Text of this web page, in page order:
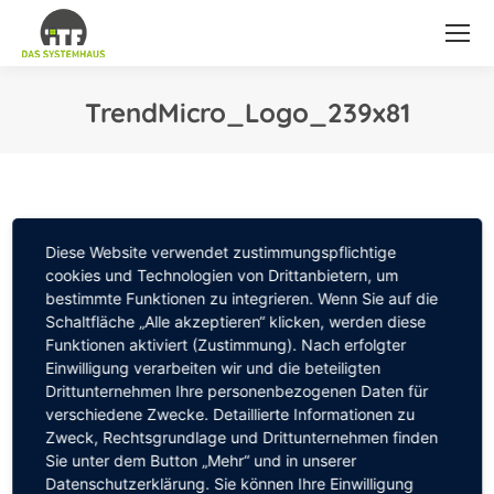
TrendMicro_Logo_239x81
Diese Website verwendet zustimmungspflichtige
cookies und Technologien von Drittanbietern, um
bestimmte Funktionen zu integrieren. Wenn Sie auf die
Schaltfläche „Alle akzeptieren“ klicken, werden diese
Funktionen aktiviert (Zustimmung). Nach erfolgter
Einwilligung verarbeiten wir und die beteiligten
Drittunternehmen Ihre personenbezogenen Daten für
verschiedene Zwecke. Detaillierte Informationen zu
Zweck, Rechtsgrundlage und Drittunternehmen finden
Sie unter dem Button „Mehr“ und in unserer
Datenschutzerklärung. Sie können Ihre Einwilligung